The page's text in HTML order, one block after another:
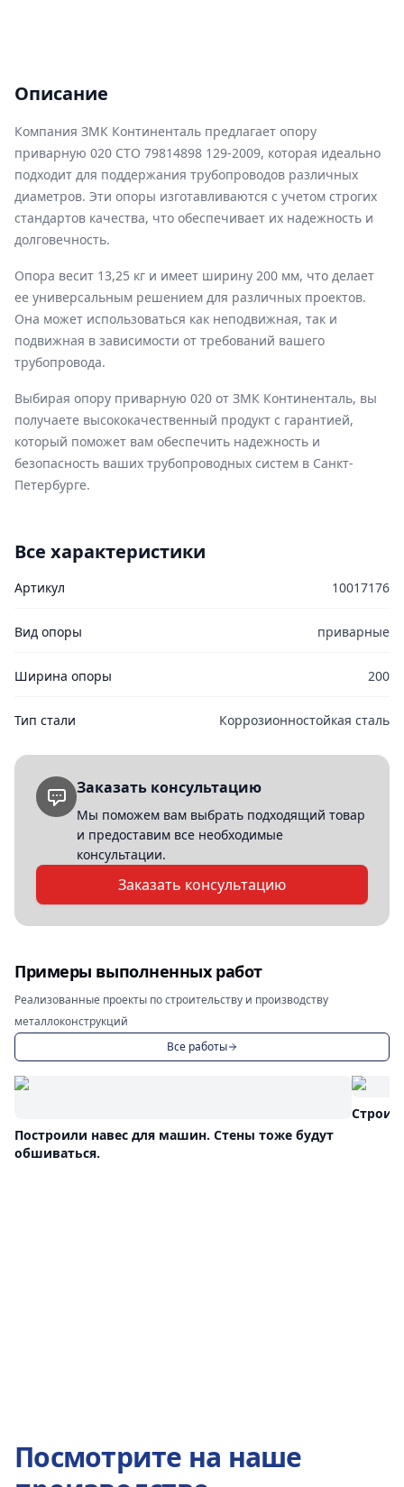
Описание
Компания ЗМК Континенталь предлагает опору
приварную 020 СТО 79814898 129-2009, которая идеально
подходит для поддержания трубопроводов различных
диаметров. Эти опоры изготавливаются с учетом строгих
стандартов качества, что обеспечивает их надежность и
долговечность.
Опора весит 13,25 кг и имеет ширину 200 мм, что делает
ее универсальным решением для различных проектов.
Она может использоваться как неподвижная, так и
подвижная в зависимости от требований вашего
трубопровода.
Выбирая опору приварную 020 от ЗМК Континенталь, вы
получаете высококачественный продукт с гарантией,
который поможет вам обеспечить надежность и
безопасность ваших трубопроводных систем в Санкт-
Петербурге.
Все характеристики
Артикул 10017176
Вид опоры приварные
Ширина опоры 200
Тип стали Коррозионностойкая сталь
Заказать консультацию
Мы поможем вам выбрать подходящий товар
и предоставим все необходимые
консультации.
Заказать консультацию
Примеры выполненных работ
Реализованные проекты по строительству и производству
металлоконструкций
Все работы
Построили навес для машин. Стены тоже будут
обшиваться.
Строим
Посмотрите на наше